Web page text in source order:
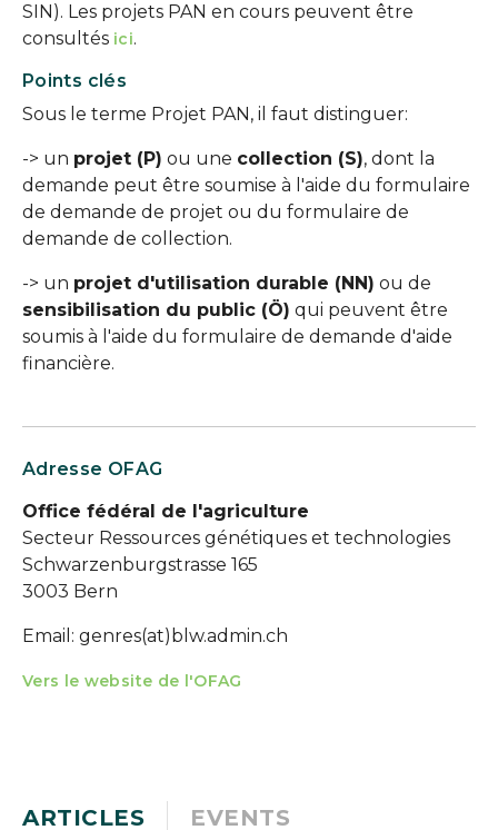
SIN). Les projets PAN en cours peuvent être
consultés ici.
Points clés
Sous le terme Projet PAN, il faut distinguer:
-> un projet (P) ou une collection (S), dont la
demande peut être soumise à l'aide du formulaire
de demande de projet ou du formulaire de
demande de collection.
-> un projet d'utilisation durable (NN) ou de
sensibilisation du public (Ö) qui peuvent être
soumis à l'aide du formulaire de demande d'aide
financière.
Adresse OFAG
Office fédéral de l'agriculture
Secteur Ressources génétiques et technologies
Schwarzenburgstrasse 165
3003 Bern
Email: genres(at)blw.admin.ch
Vers le website de l'OFAG
ARTICLES EVENTS